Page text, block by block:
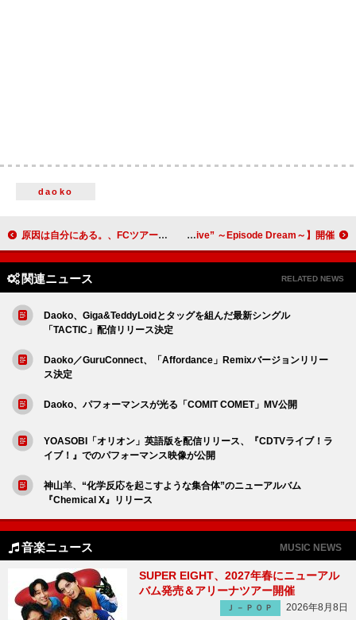
daoko
原因は自分にある。、FCツアーで5都市のZeppへ Dream Ami、Dreamの4人で届けるツアー【“Best Hit's Live” ～Episode Dream～】開催
関連ニュース RELATED NEWS
Daoko、Giga&TeddyLoidとタッグを組んだ最新シングル
「TACTIC」配信リリース決定
Daoko／GuruConnect、「Affordance」Remixバージョンリリー
ス決定
Daoko、パフォーマンスが光る「COMIT COMET」MV公開
YOASOBI「オリオン」英語版を配信リリース、『CDTVライブ！ラ
イブ！』でのパフォーマンス映像が公開
神山羊、“化学反応を起こすような集合体”のニューアルバム
『Chemical X』リリース
音楽ニュース MUSIC NEWS
SUPER EIGHT、2027年春にニューアル
バム発売＆アリーナツアー開催
Ｊ－ＰＯＰ 2026年8月8日